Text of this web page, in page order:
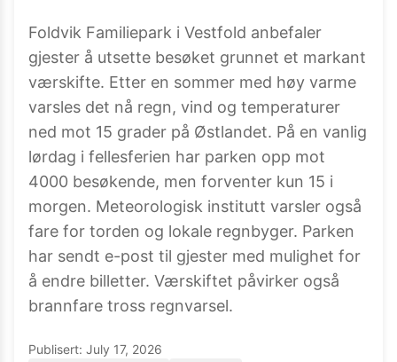
Foldvik Familiepark i Vestfold anbefaler
gjester å utsette besøket grunnet et markant
værskifte. Etter en sommer med høy varme
varsles det nå regn, vind og temperaturer
ned mot 15 grader på Østlandet. På en vanlig
lørdag i fellesferien har parken opp mot
4000 besøkende, men forventer kun 15 i
morgen. Meteorologisk institutt varsler også
fare for torden og lokale regnbyger. Parken
har sendt e-post til gjester med mulighet for
å endre billetter. Værskiftet påvirker også
brannfare tross regnvarsel.
Publisert: July 17, 2026